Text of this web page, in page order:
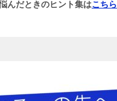
んだときのヒント集はこちら